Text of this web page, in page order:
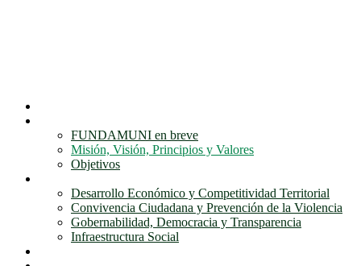
FUNDAMUNI en breve
Misión, Visión, Principios y Valores
Objetivos
Desarrollo Económico y Competitividad Territorial
Convivencia Ciudadana y Prevención de la Violencia
Gobernabilidad, Democracia y Transparencia
Infraestructura Social